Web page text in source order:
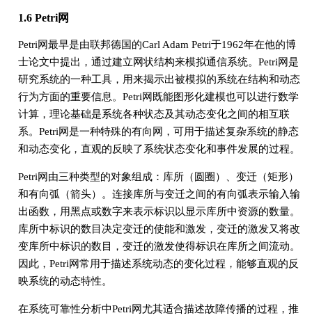
1.6 Petri网
Petri网最早是由联邦德国的Carl Adam Petri于1962年在他的博
士论文中提出，通过建立网状结构来模拟通信系统。Petri网是
研究系统的一种工具，用来揭示出被模拟的系统在结构和动态
行为方面的重要信息。Petri网既能图形化建模也可以进行数学
计算，理论基础是系统各种状态及其动态变化之间的相互联
系。Petri网是一种特殊的有向网，可用于描述复杂系统的静态
和动态变化，直观的反映了系统状态变化和事件发展的过程。
Petri网由三种类型的对象组成：库所（圆圈）、变迁（矩形）
和有向弧（箭头）。连接库所与变迁之间的有向弧表示输入输
出函数，用黑点或数字来表示标识以显示库所中资源的数量。
库所中标识的数目决定变迁的使能和激发，变迁的激发又将改
变库所中标识的数目，变迁的激发使得标识在库所之间流动。
因此，Petri网常用于描述系统动态的变化过程，能够直观的反
映系统的动态特性。
在系统可靠性分析中Petri网尤其适合描述故障传播的过程，推